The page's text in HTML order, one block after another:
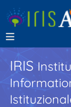
IRIS